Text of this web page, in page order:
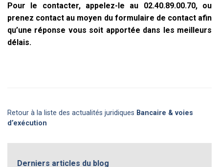
Pour le contacter, appelez-le au 02.40.89.00.70, ou
prenez contact au moyen du formulaire de contact afin
qu’une réponse vous soit apportée dans les meilleurs
délais.
Retour à la liste des actualités juridiques Bancaire & voies
d’exécution
Derniers articles du blog